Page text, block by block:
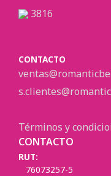
3816
CONTACTO
Términos y
CONTACTO
RUT:
76073257-5